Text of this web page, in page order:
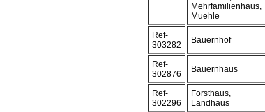
Mehrfamilienhaus,
Muehle
Ref-
303282
Bauernhof
Ref-
302876
Bauernhaus
Ref-
302296
Forsthaus,
Landhaus